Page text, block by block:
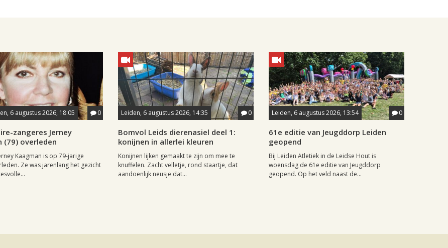
6 augustus 2026, 18:05 0
zangeres Jerney
(79) overleden
Kaagman is op 79-jarige
Ze was jarenlang het gezicht
Leiden, 6 augustus 2026, 14:35 0
Bomvol Leids dierenasiel deel 1:
konijnen in allerlei kleuren
Konijnen lijken gemaakt te zijn om mee te
knuffelen. Zacht velletje, rond staartje, dat
aandoenlijk neusje dat...
Leiden, 6 augustus 2026, 13:54 0
61e editie van Jeugddorp Leiden
geopend
Bij Leiden Atletiek in de Leidse Hout is
woensdag de 61e editie van Jeugddorp
geopend. Op het veld naast de...